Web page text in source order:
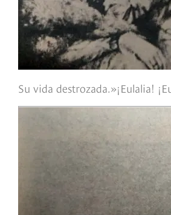
Su vida destrozada.»¡Eulalia!